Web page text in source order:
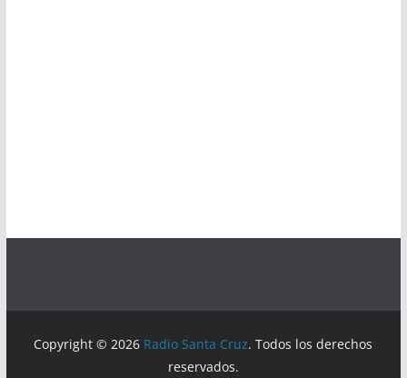
Copyright © 2026 Radio Santa Cruz. Todos los derechos
reservados.